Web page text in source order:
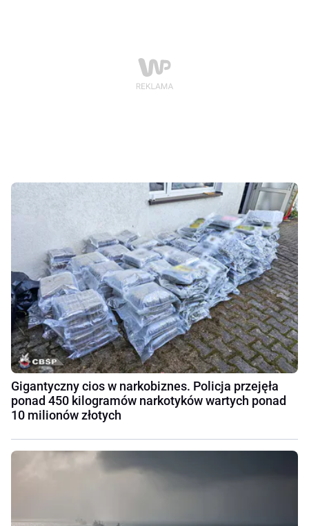
Gigantyczny cios w narkobiznes. Policja przejęła
ponad 450 kilogramów narkotyków wartych ponad
10 milionów złotych